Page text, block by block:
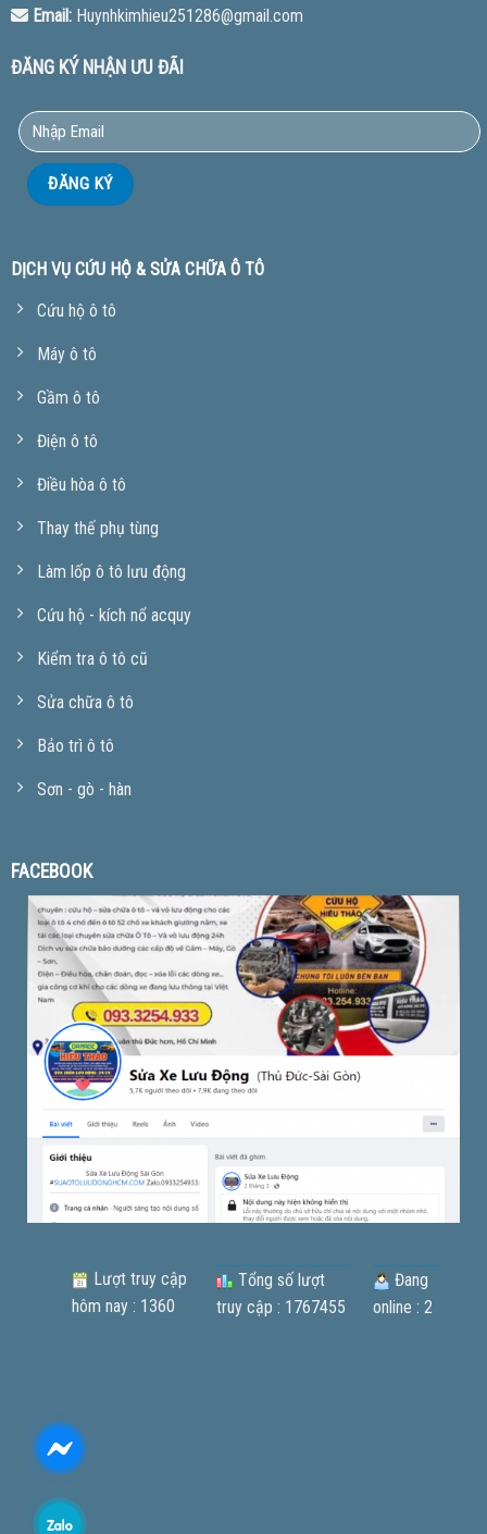
Email:Huynhkimhieu251286@gmail.com
ĐĂNG KÝ NHẬN ƯU ĐÃI
DỊCH VỤ CỨU HỘ & SỬA CHỮA Ô TÔ
Cứu hộ ô tô
Máy ô tô
Gầm ô tô
Điện ô tô
Điều hòa ô tô
Thay thế phụ tùng
Làm lốp ô tô lưu động
Cứu hộ - kích nổ acquy
Kiểm tra ô tô cũ
Sửa chữa ô tô
Bảo trì ô tô
Sơn - gò - hàn
FACEBOOK
Lượt truy cập
hôm nay : 1360
Tổng số lượt
truy cập : 1767455
Đang
online : 2